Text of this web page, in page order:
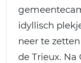
idyllisch
neer te
de Trieux. Na